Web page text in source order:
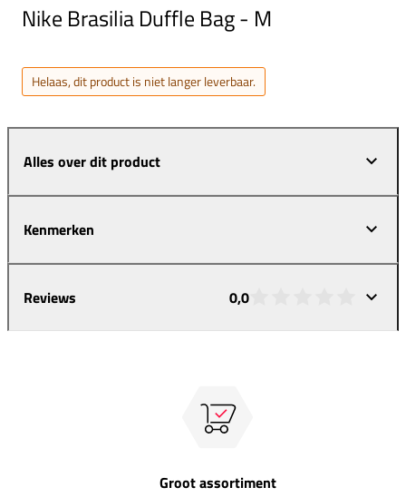
Nike Brasilia Duffle Bag - M
Helaas, dit product is niet langer leverbaar.
Alles over dit product
Kenmerken
Reviews 0,0
Groot assortiment